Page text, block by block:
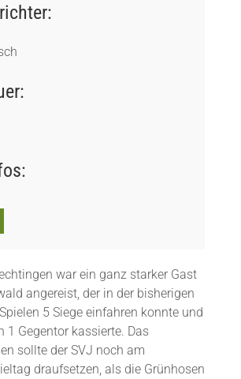
war ein ganz starker Gast
angereist, der in der bisherigen
5 Siege einfahren konnte und
1 Gegentor kassierte. Das
sollte der SVJ noch am
draufsetzen, als die Grünhosen